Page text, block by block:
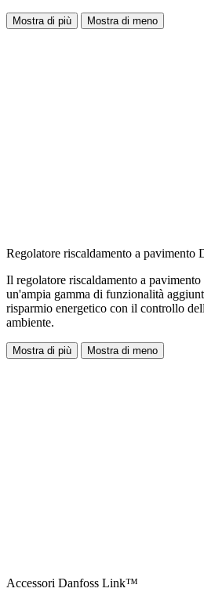
Mostra di più Mostra di meno
Regolatore riscaldamento a
Il regolatore riscaldamento a
un'ampia gamma di funzionalità
risparmio energetico con il controllo
ambiente.
Mostra di più Mostra di meno
Accessori Danfoss Link™